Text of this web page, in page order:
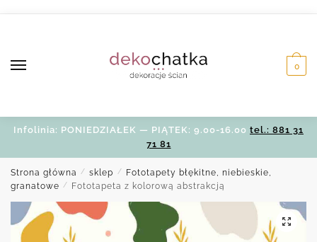
0
Infolinia: PONIEDZIAŁEK — PIĄTEK: 9.00-16.00 tel.: 881 31
71 81
Strona główna / sklep /
Fototapety błękitne, niebieskie,
granatowe
/ Fototapeta z kolorową abstrakcją